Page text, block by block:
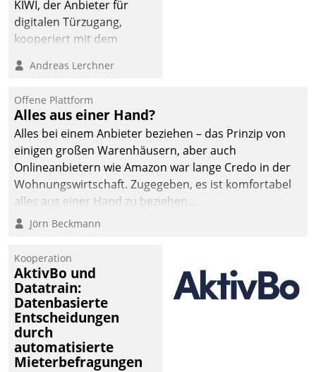
KIWI, der Anbieter für
digitalen Türzugang,
kooperiert mit dem
Softwareentwicklungshaus
Andreas Lerchner
Offene Plattform
Alles aus einer Hand?
Alles bei einem Anbieter beziehen – das Prinzip von
einigen großen Warenhäusern, aber auch
Onlineanbietern wie Amazon war lange Credo in der
Wohnungswirtschaft. Zugegeben, es ist komfortabel
alles aus einer Hand zu beziehen...
Jörn Beckmann
Kooperation
AktivBo und
Datatrain:
Datenbasierte
Entscheidungen
durch
automatisierte
Mieterbefragungen